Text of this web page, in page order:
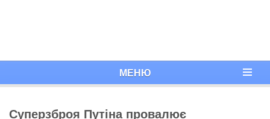
МЕНЮ
Суперзброя Путіна провалює